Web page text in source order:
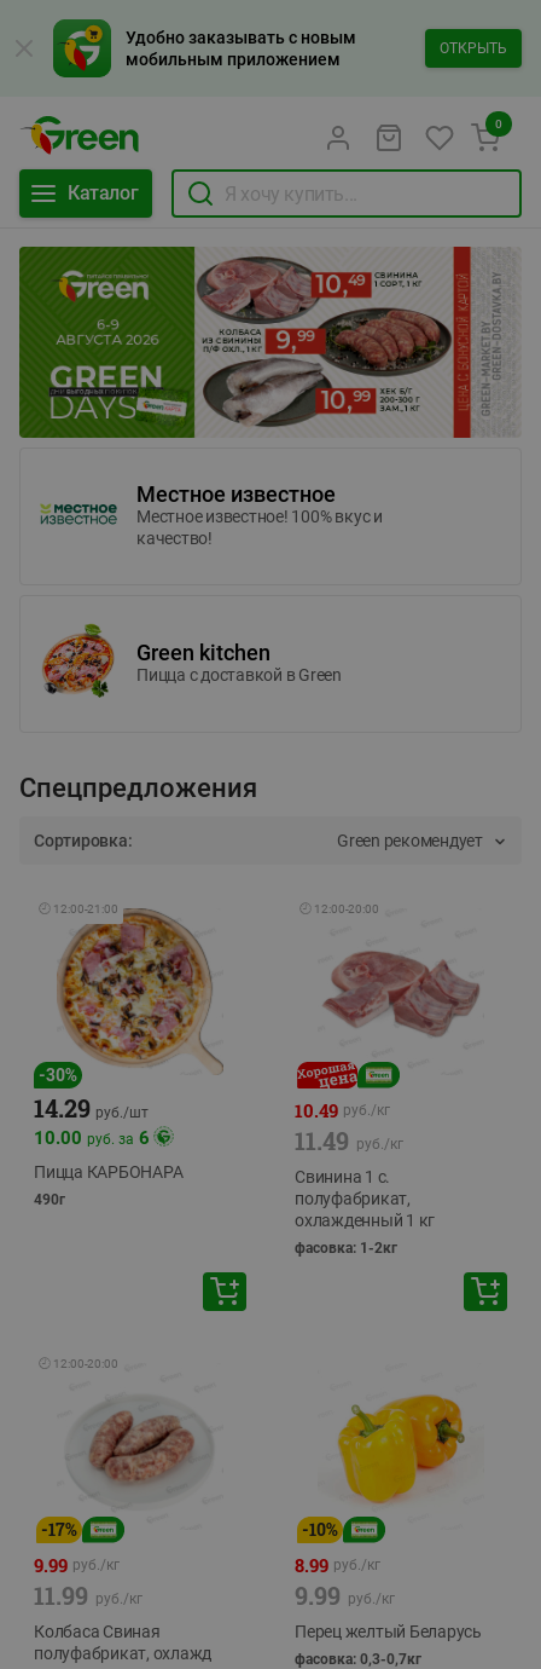
Удобно заказывать с новым
мобильным приложением
ОТКРЫТЬ
Каталог
0
Местное известное
Местное известное! 100% вкус и
качество!
Green kitchen
Пицца c доставкой в Green
Спецпредложения
Сортировка: Green рекомендует
🕘 12:00-21:00
-30%
14.29 руб./шт
10.00 руб. за 6
Пицца КАРБОНАРА
490г
🕘 12:00-20:00
10.49 руб./кг
11.49 руб./кг
Свинина 1 с.
полуфабрикат,
охлажденный 1 кг
фасовка: 1-2кг
🕘 12:00-20:00
-17%
9.99 руб./кг
11.99 руб./кг
Колбаса Свиная
полуфабрикат, охлажд
-10%
8.99 руб./кг
9.99 руб./кг
Перец желтый Беларусь
фасовка: 0,3-0,7кг